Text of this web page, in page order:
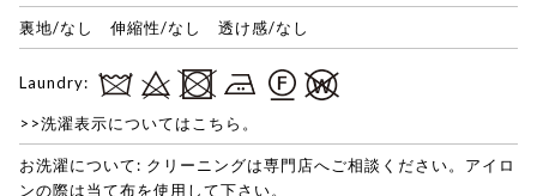
裏地/なし 伸縮性/なし 透け感/なし
Laundry:
>>洗濯表示についてはこちら。
お洗濯について: クリーニングは専門店へご相談ください。アイロ
ンの際は当て布を使用して下さい。